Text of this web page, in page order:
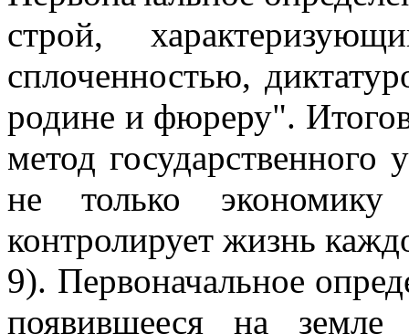
строй,
сплоченностью,
родине и фюреру".
метод государственного
не только
контролирует жизнь
9). Первоначальное
появившееся на